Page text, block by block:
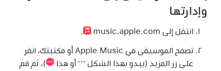
وإدارتها
انتقل إلى music.apple.com .
تصفح الموسيقى في Apple Music أو مكتبتك، انقر
على زر المزيد (يبدو بهذا الشكل
أو هذا
)، ثم قم